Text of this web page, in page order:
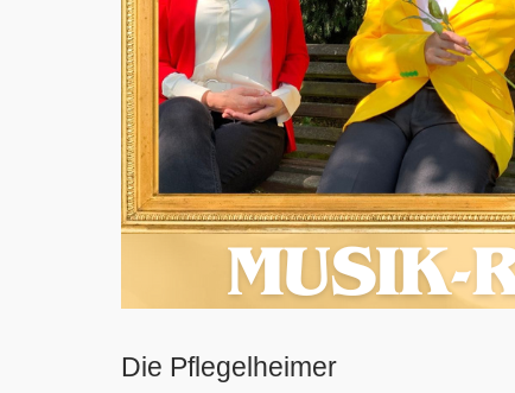
Die Pflegelheimer